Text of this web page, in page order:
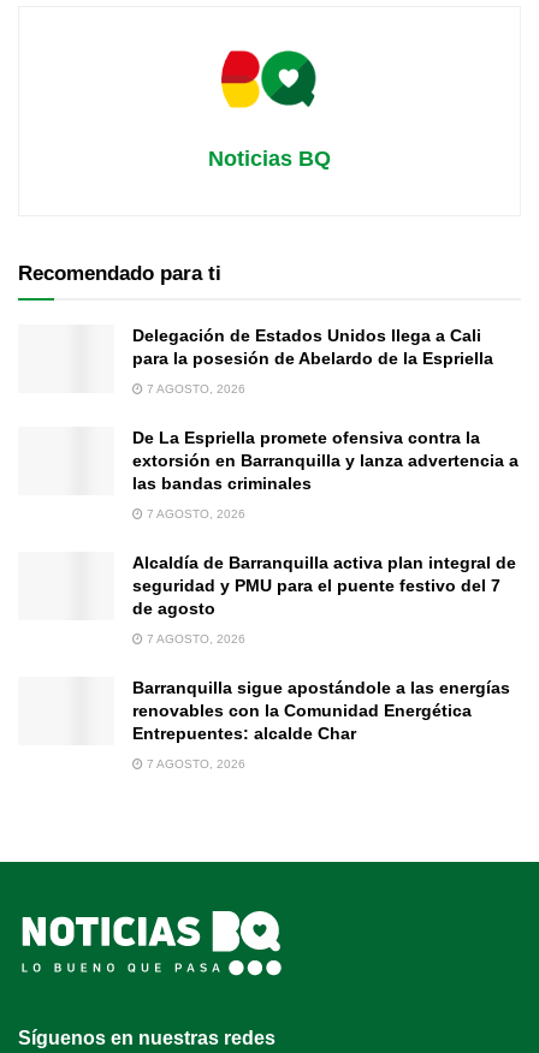
Noticias BQ
Recomendado para ti
Delegación de Estados Unidos llega a Cali
para la posesión de Abelardo de la Espriella
7 AGOSTO, 2026
De La Espriella promete ofensiva contra la
extorsión en Barranquilla y lanza advertencia a
las bandas criminales
7 AGOSTO, 2026
Alcaldía de Barranquilla activa plan integral de
seguridad y PMU para el puente festivo del 7
de agosto
7 AGOSTO, 2026
Barranquilla sigue apostándole a las energías
renovables con la Comunidad Energética
Entrepuentes: alcalde Char
7 AGOSTO, 2026
Síguenos en nuestras redes